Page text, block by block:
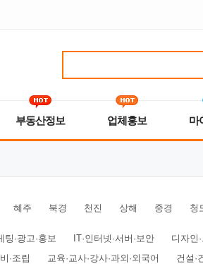
부동산정보 업체홍보 마
혜주 북경 천진 상해 중경 청
팅·광고·홍보 IT·인터넷·서버·보안 디자인
·조립 교육·교사·강사·과외·외국어 건설·